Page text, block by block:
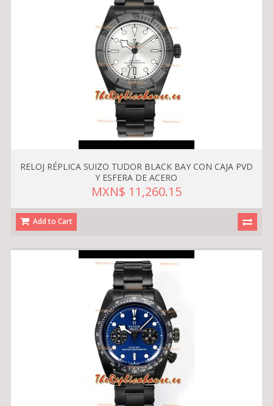
RELOJ RÉPLICA SUIZO TUDOR BLACK BAY CON CAJA PVD
Y ESFERA DE ACERO
MXN$ 11,260.15
Add to Cart